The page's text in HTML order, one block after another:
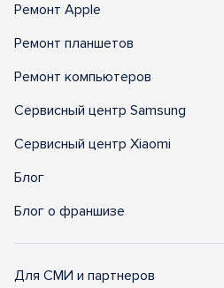
Ремонт Apple
Ремонт планшетов
Ремонт компьютеров
Сервисный центр Samsung
Сервисный центр Xiaomi
Блог
Блог о франшизе
Для СМИ и партнеров